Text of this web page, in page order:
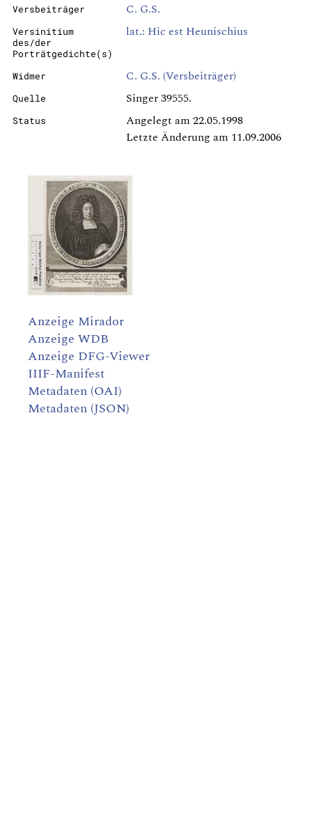
Versbeiträger C. G.S.
Versinitium
des/der
Porträtgedichte(s)
lat.: Hic est Heunischius
Widmer C. G.S. (Versbeiträger)
Quelle Singer 39555.
Status
Angelegt am 22.05.1998
Letzte Änderung am 11.09.2006
Anzeige Mirador
Anzeige WDB
Anzeige DFG-Viewer
IIIF-Manifest
Metadaten (OAI)
Metadaten (JSON)